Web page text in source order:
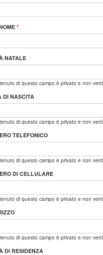
*
NATALE
di questo campo è privato e non
DI NASCITA
di questo campo è privato e non
TELEFONICO
di questo campo è privato e non
DI CELLULARE
di questo campo è privato e non
di questo campo è privato e non
DI RESIDENZA